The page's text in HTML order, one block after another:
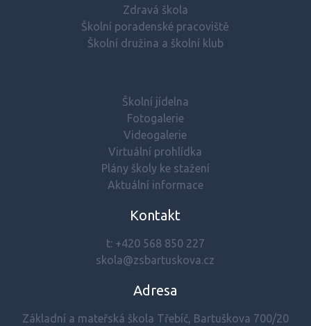
Zdravá škola
Školní poradenské pracoviště
Školní družina a školní klub
Školní jídelna
Fotogalerie
Videogalerie
Virtuální prohlídka
Plány školy ke stažení
Aktuální informace
Kontakt
t: +420 568 850 227
skola@zsbartuskova.cz
Adresa
Základní a mateřská škola Třebíč, Bartuškova 700/20